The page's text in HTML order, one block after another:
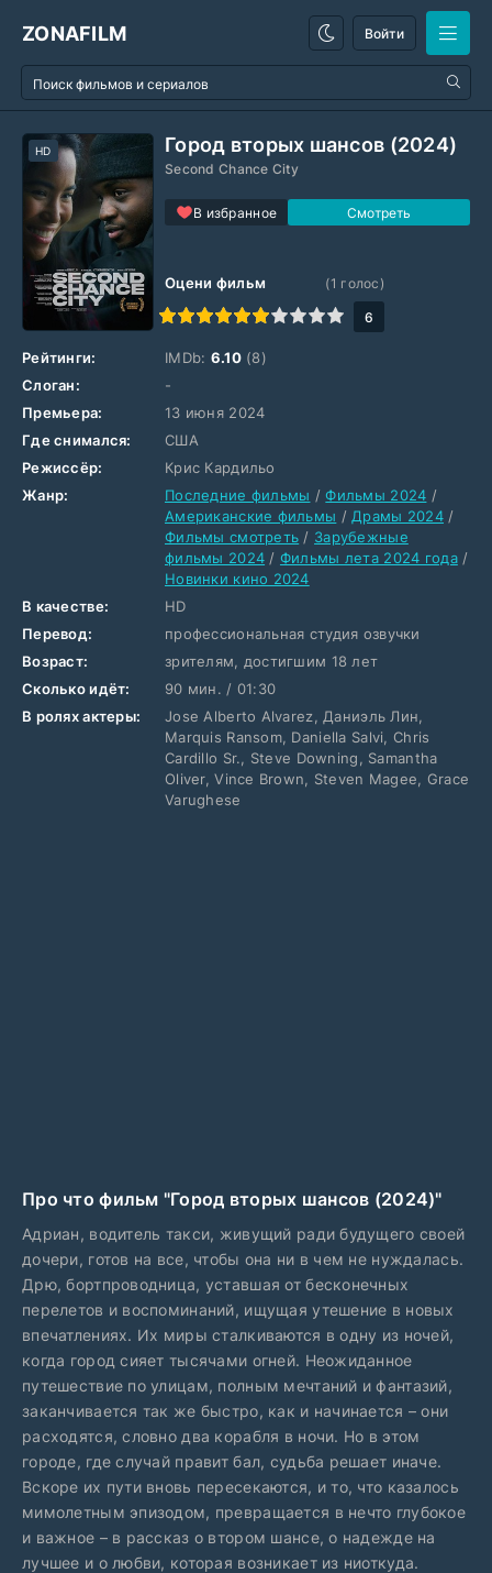
ZONAFILM Войти
Город вторых шансов (2024)
Second Chance City
В избранное
HD
Оцени фильм
1
2 3 4 5 6 7 8 9 10
(1 голос)
6
Рейтинги: IMDb: 6.10(8)
Слоган:
-
Премьера:
13 июня 2024
Где снимался:
США
Режиссёр:
Крис Кардильо
Жанр:
Последние фильмы /Фильмы 2024 /
Американские фильмы / Драмы 2024/
Фильмы смотреть / Зарубежные
фильмы 2024 / Фильмы лета 2024 года/
Новинки кино 2024
В качестве:
HD
Перевод:
профессиональная студия озвучки
Возраст:
зрителям, достигшим 18 лет
Сколько идёт:
90 мин. / 01:30
В ролях актеры:
Jose Alberto Alvarez, Даниэль Лин,
Marquis Ransom, Daniella Salvi, Chris
Cardillo Sr., Steve Downing, Samantha
Oliver, Vince Brown, Steven Magee, Grace
Varughese
Про что фильм "Город вторых шансов (2024)"
Адриан, водитель такси, живущий ради будущего своей
дочери, готов на все, чтобы она ни в чем не нуждалась.
Дрю, бортпроводница, уставшая от бесконечных
перелетов и воспоминаний, ищущая утешение в новых
впечатлениях. Их миры сталкиваются в одну из ночей,
когда город сияет тысячами огней. Неожиданное
путешествие по улицам, полным мечтаний и фантазий,
заканчивается так же быстро, как и начинается – они
расходятся, словно два корабля в ночи. Но в этом
городе, где случай правит бал, судьба решает иначе.
Вскоре их пути вновь пересекаются, и то, что казалось
мимолетным эпизодом, превращается в нечто глубокое
и важное – в рассказ о втором шансе, о надежде на
лучшее и о любви, которая возникает из ниоткуда.